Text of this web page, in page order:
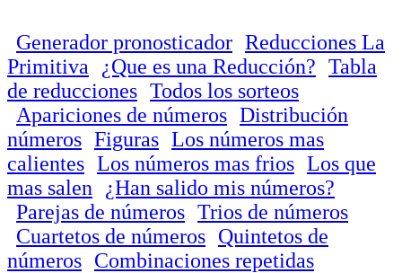
Generador pronosticador Reducciones La
Primitiva
¿Que es una Reducción? Tabla
de reducciones Todos los sorteos
Apariciones de números Distribución
números Figuras Los números mas
calientes Los números mas frios Los que
mas salen
¿Han salido mis números?
Parejas de números Trios de números
Cuartetos de números Quintetos de
números Combinaciones repetidas